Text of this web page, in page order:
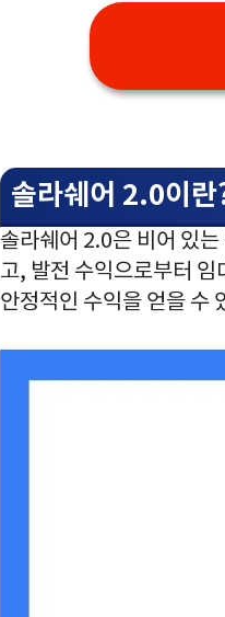
솔라쉐어 2.0이란
솔라쉐어 2.0은 비어 있
고, 발전 수익으로부터
안정적인 수익을 얻을 수